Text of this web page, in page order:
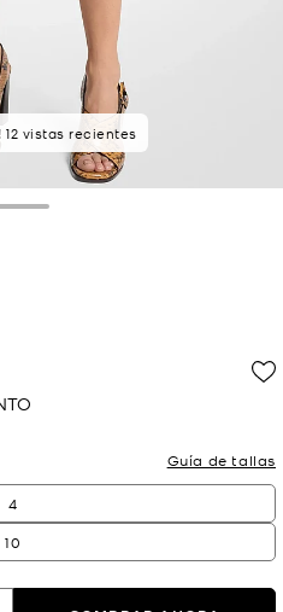
12 vistas recientes
Guía de tallas
4
10